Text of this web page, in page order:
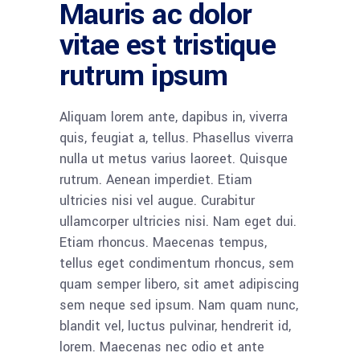
Mauris ac dolor
vitae est tristique
rutrum ipsum
Aliquam lorem ante, dapibus in, viverra
quis, feugiat a, tellus. Phasellus viverra
nulla ut metus varius laoreet. Quisque
rutrum. Aenean imperdiet. Etiam
ultricies nisi vel augue. Curabitur
ullamcorper ultricies nisi. Nam eget dui.
Etiam rhoncus. Maecenas tempus,
tellus eget condimentum rhoncus, sem
quam semper libero, sit amet adipiscing
sem neque sed ipsum. Nam quam nunc,
blandit vel, luctus pulvinar, hendrerit id,
lorem. Maecenas nec odio et ante